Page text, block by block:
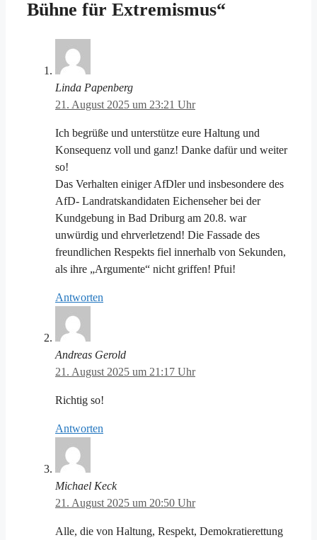
Bühne für Extremismus“
Linda Papenberg
21. August 2025 um 23:21 Uhr
Ich begrüße und unterstütze eure Haltung und
Konsequenz voll und ganz! Danke dafür und weiter
so!
Das Verhalten einiger AfDler und insbesondere des
AfD- Landratskandidaten Eichenseher bei der
Kundgebung in Bad Driburg am 20.8. war
unwürdig und ehrverletzend! Die Fassade des
freundlichen Respekts fiel innerhalb von Sekunden,
als ihre „Argumente“ nicht griffen! Pfui!
Antworten
Andreas Gerold
21. August 2025 um 21:17 Uhr
Richtig so!
Antworten
Michael Keck
21. August 2025 um 20:50 Uhr
Alle, die von Haltung, Respekt, Demokratierettung